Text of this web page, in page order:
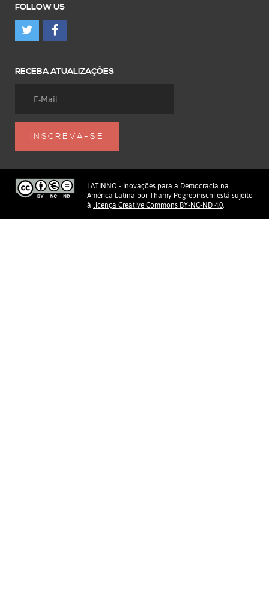
FOLLOW US
RECEBA ATUALIZAÇÕES
LATINNO - Inovações para a Democracia na
América Latina por Thamy Pogrebinschi está sujeito
à licença Creative Commons BY-NC-ND 4.0.